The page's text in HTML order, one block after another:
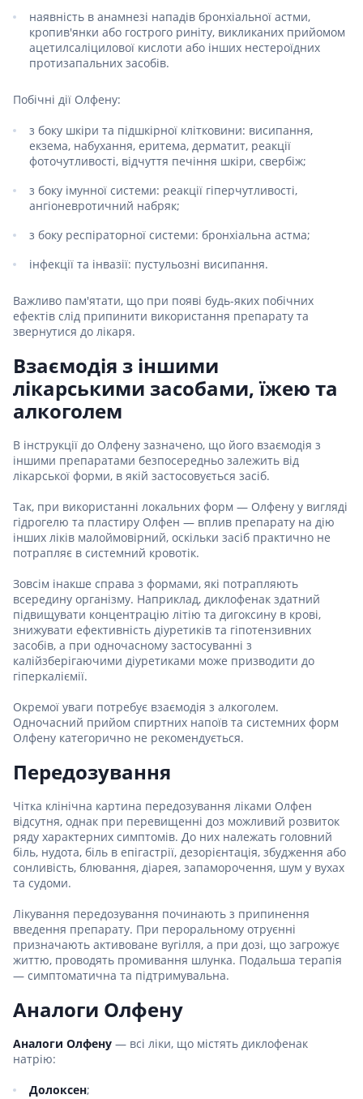
наявність в анамнезі нападів бронхіальної астми,
кропив'янки або гострого риніту, викликаних прийомом
ацетилсаліцилової кислоти або інших нестероїдних
протизапальних засобів.
Побічні дії Олфену:
з боку шкіри та підшкірної клітковини: висипання,
екзема, набухання, еритема, дерматит, реакції
фоточутливості, відчуття печіння шкіри, свербіж;
з боку імунної системи: реакції гіперчутливості,
ангіоневротичний набряк;
з боку респіраторної системи: бронхіальна астма;
інфекції та інвазії: пустульозні висипання.
Важливо пам'ятати, що при появі будь-яких побічних
ефектів слід припинити використання препарату та
звернутися до лікаря.
Взаємодія з іншими
лікарськими засобами, їжею та
алкоголем
В інструкції до Олфену зазначено, що його взаємодія з
іншими препаратами безпосередньо залежить від
лікарської форми, в якій застосовується засіб.
Так, при використанні локальних форм — Олфену у вигляді
гідрогелю та пластиру Олфен — вплив препарату на дію
інших ліків малоймовірний, оскільки засіб практично не
потрапляє в системний кровотік.
Зовсім інакше справа з формами, які потрапляють
всередину організму. Наприклад, диклофенак здатний
підвищувати концентрацію літію та дигоксину в крові,
знижувати ефективність діуретиків та гіпотензивних
засобів, а при одночасному застосуванні з
калійзберігаючими діуретиками може призводити до
гіперкаліємії.
Окремої уваги потребує взаємодія з алкоголем.
Одночасний прийом спиртних напоїв та системних форм
Олфену категорично не рекомендується.
Передозування
Чітка клінічна картина передозування ліками Олфен
відсутня, однак при перевищенні доз можливий розвиток
ряду характерних симптомів. До них належать головний
біль, нудота, біль в епігастрії, дезорієнтація, збудження або
сонливість, блювання, діарея, запаморочення, шум у вухах
та судоми.
Лікування передозування починають з припинення
введення препарату. При пероральному отруєнні
призначають активоване вугілля, а при дозі, що загрожує
життю, проводять промивання шлунка. Подальша терапія
— симптоматична та підтримувальна.
Аналоги Олфену
Аналоги Олфену — всі ліки, що містять диклофенак
натрію:
Долоксен;